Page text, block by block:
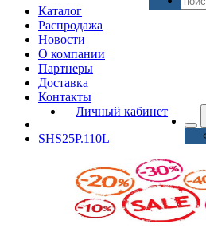
Каталог
Распродажа
Новости
О компании
Партнеры
Доставка
Контакты
Личный кабинет
SHS25P.110L